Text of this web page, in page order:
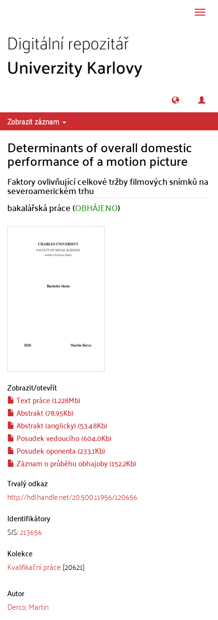
Zobrazit záznam
Determinants of overall domestic
performance of a motion picture
Faktory ovlivňující celkové tržby filmových snímků na
severoamerickém trhu
bakalářská práce (OBHÁJENO)
Zobrazit/otevřít
Text práce (1.228Mb)
Abstrakt (78.95Kb)
Abstrakt (anglicky) (53.48Kb)
Posudek vedoucího (604.0Kb)
Posudek oponenta (233.1Kb)
Záznam o průběhu obhajoby (152.2Kb)
Trvalý odkaz
http://hdl.handle.net/20.500.11956/120656
Identifikátory
SIS:213656
Kolekce
Kvalifikační práce [20621]
Autor
Derco, Martin